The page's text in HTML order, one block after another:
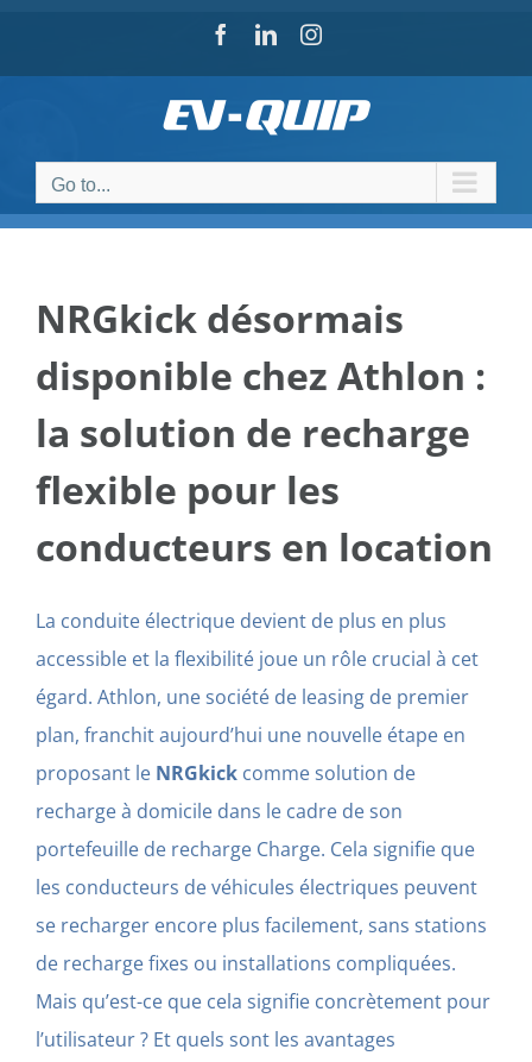
Facebook
LinkedInInstagram
Go to...
NRGkick désormais
disponible chez Athlon :
la solution de recharge
flexible pour les
conducteurs en location
La conduite électrique devient de plus en plus
accessible et la flexibilité joue un rôle crucial à cet
égard. Athlon, une société de leasing de premier
plan, franchit aujourd’hui une nouvelle étape en
proposant le NRGkickcomme solution de
recharge à domicile dans le cadre de son
portefeuille de recharge Charge. Cela signifie que
les conducteurs de véhicules électriques peuvent
se recharger encore plus facilement, sans stations
de recharge fixes ou installations compliquées.
Mais qu’est-ce que cela signifie concrètement pour
l’utilisateur ? Et quels sont les avantages